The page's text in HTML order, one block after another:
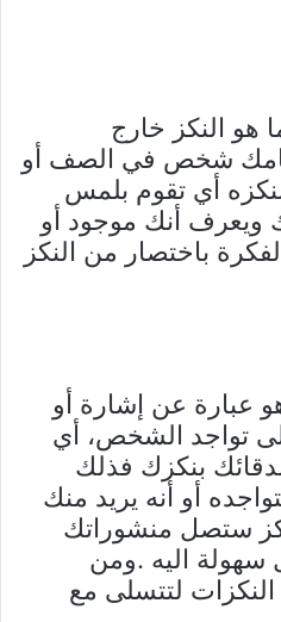
هو النكز خارج
شخص في الصف أو
أي تقوم بلمس
ويعرف أنك موجود أو
باختصار من النكز
عبارة عن إشارة أو
تواجد الشخص، أي
بنكزك فذلك
أو أنه يريد منك
ستصل منشوراتك
اليه .ومن
لتتسلى مع